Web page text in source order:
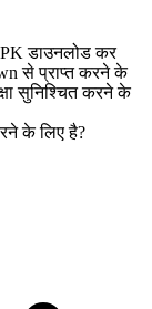
डाउनलोड कर
से प्राप्त करने के
सुनिश्चित करने के
के लिए है?